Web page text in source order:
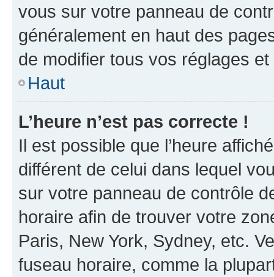
vous sur votre panneau de
généralement en haut des
de modifier tous vos réglages
Haut
L’heure n’est pas correcte !
Il est possible que l’heure
différent de celui dans lequel
sur votre panneau de contrôle
horaire afin de trouver votre
Paris, New York, Sydney, etc.
fuseau horaire, comme la